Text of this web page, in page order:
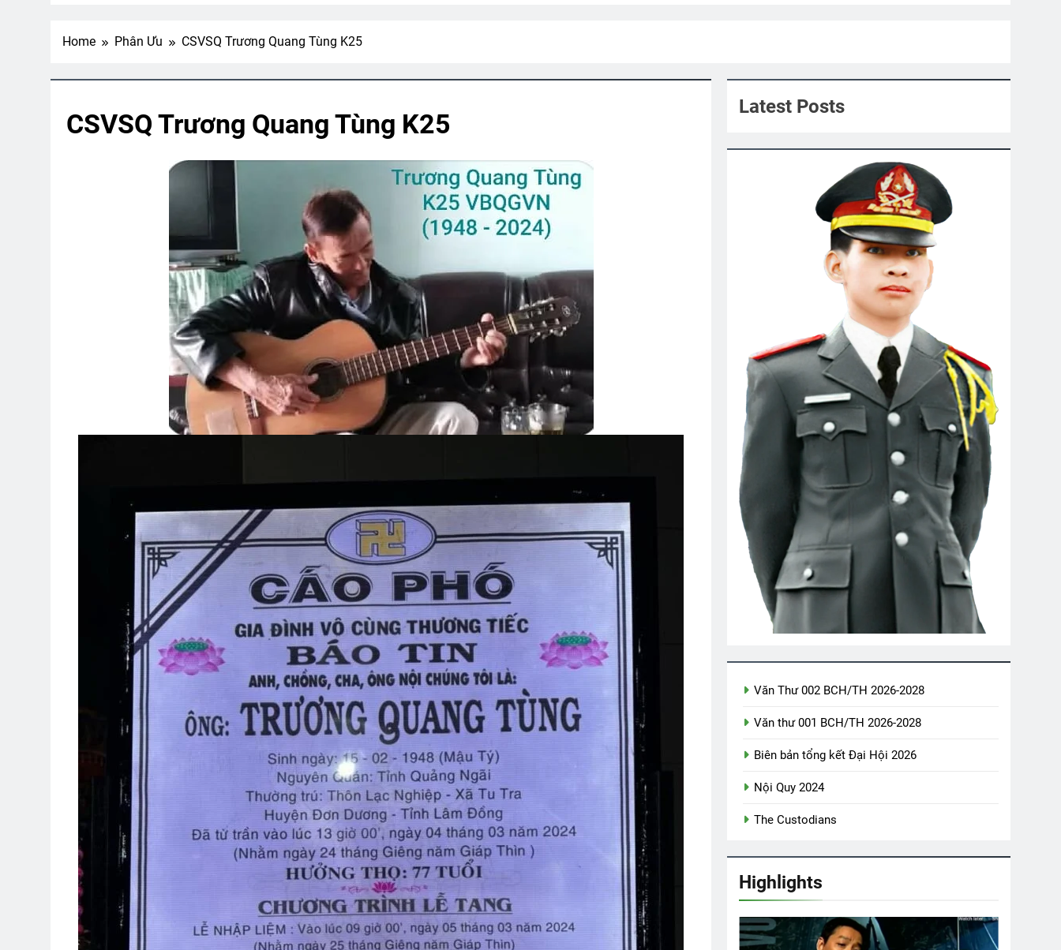
3 Years Ago 3 Years Ago 2 Years Ago 3 Years Ago 2 Years Ago
CSVSQ Đặng Mộng Huyền K29
2 Years Ago
Tâm Sự Ngày Xuân
2 Years Ago 2 Years Ago 2 Years Ago
Lực Lượng Xung Kích QĐ 3 VNCH
2 Years Ago
Tướng Nguyễn Vĩnh Nghi K5
1 Year Ago
Quang Lập – Nhạc Lính 4
2 Years Ago
Cựu SVSQ Đặng Quốc Trụ K20Đời Chiến Binh
2 Years Ago
Một Tài Liệu Về TVBQGVN
3 Years Ago
Ủng Hộ Đại Hội Đoàn Kết Võ Bị Toàn Cầu 2024
3 Years Ago
Thăm CSVSQ Mai Vĩnh Phu K22
Chuẩn Tướng Trần Văn Hai
2 Years Ago
Tôi Ở Miền Xa
2 Years Ago
10 Điều Tâm Niệm Của Người Sinh Viên Sĩ Quan
3 Years Ago
Chuyện Của Tôi Mùa Xuân Lá Khô
Ngày Này Năm Ấy 29-12-1972
3 Years Ago
Ly Rượu Mừng
2 Years Ago
Thăm CSVSQ PHẠM VĂN MAI K20
2 Years Ago
Ban Trị Sự Đa Hiệu Nhiệm Kỳ 2022-2024
2 Years Ago
CTBCTY Tập III Chương 24 Album 3
3 Years Ago
Album 5
3 Years Ago
Tưởng Niệm CSVSQ Cao Văn Lợi K21
2 Years Ago
Người Ở Lại
3 Years Ago
MÃI MÃI TẠ ƠN (M.S. Lowndes) CSVSQ Huỳnh Bá An K20
THUYỀN GIẤY (Rabindranath Tagore)Thăm Chị QP Nguyễn Chánh Dật K18
2 Years Ago
Đêm Xuân
2 Years Ago
Thăm NT Huỳnh Ngọc Vang K25Xuân Tươi
2 Years Ago
Home Phân Ưu CSVSQ Trương Quang Tùng K25
CSVSQ Trương Quang Tùng K25
Latest Posts
Văn Thư 002 BCH/TH 2026-2028
Văn thư 001 BCH/TH 2026-2028
Biên bản tổng kết Đại Hội 2026
Nội Quy 2024
The Custodians
Highlights